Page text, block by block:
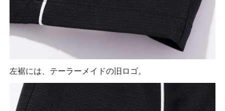
左裾には、テーラーメイドの旧ロゴ。